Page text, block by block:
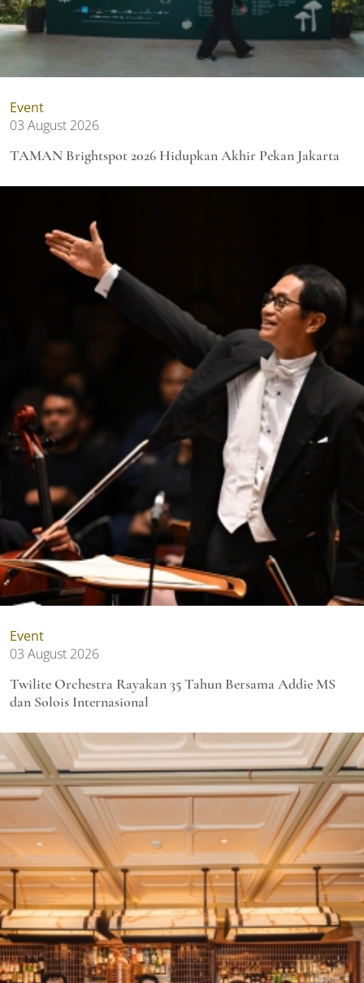
Event
03 August 2026
TAMAN Brightspot 2026 Hidupkan Akhir Pekan Jakarta
Event
03 August 2026
Twilite Orchestra Rayakan 35 Tahun Bersama Addie MS
dan Solois Internasional